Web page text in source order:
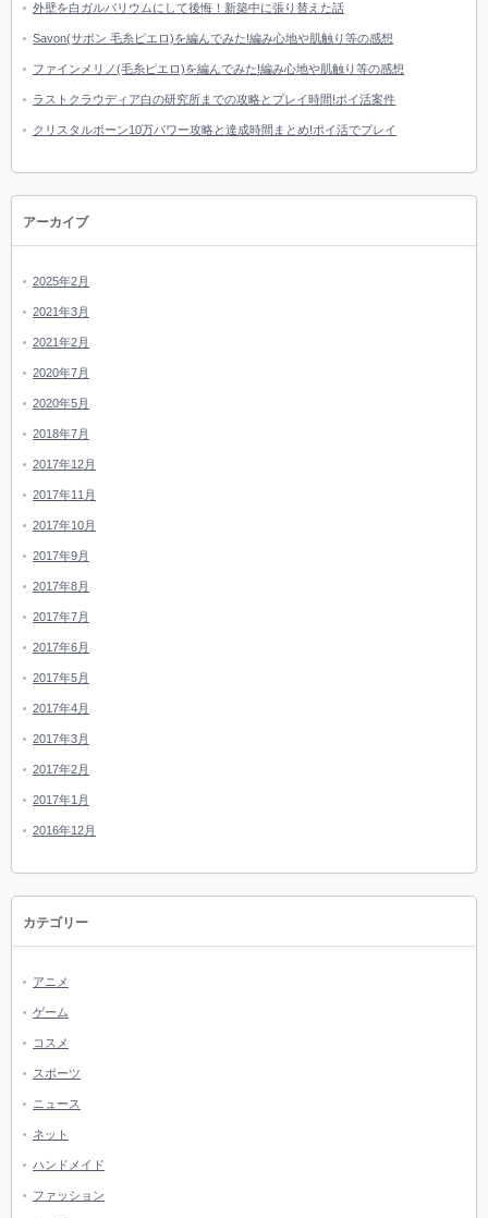
外壁を白ガルバリウムにして後悔！新築中に張り替えた話
Savon(サボン 毛糸ピエロ)を編んでみた!編み心地や肌触り等の感想
ファインメリノ(毛糸ピエロ)を編んでみた!編み心地や肌触り等の感想
ラストクラウディア白の研究所までの攻略とプレイ時間!ポイ活案件
クリスタルボーン10万パワー攻略と達成時間まとめ!ポイ活でプレイ
アーカイブ
2025年2月
2021年3月
2021年2月
2020年7月
2020年5月
2018年7月
2017年12月
2017年11月
2017年10月
2017年9月
2017年8月
2017年7月
2017年6月
2017年5月
2017年4月
2017年3月
2017年2月
2017年1月
2016年12月
カテゴリー
アニメ
ゲーム
コスメ
スポーツ
ニュース
ネット
ハンドメイド
ファッション